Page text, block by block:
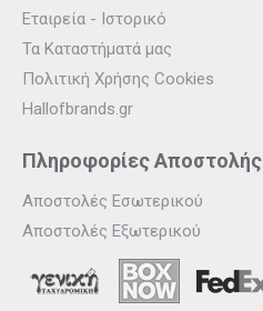
Εταιρεία - Ιστορικό
Τα Καταστήματά μας
Πολιτική Χρήσης Cookies
Hallofbrands.gr
Πληροφορίες Αποστολής
Αποστολές Εσωτερικού
Αποστολές Εξωτερικού